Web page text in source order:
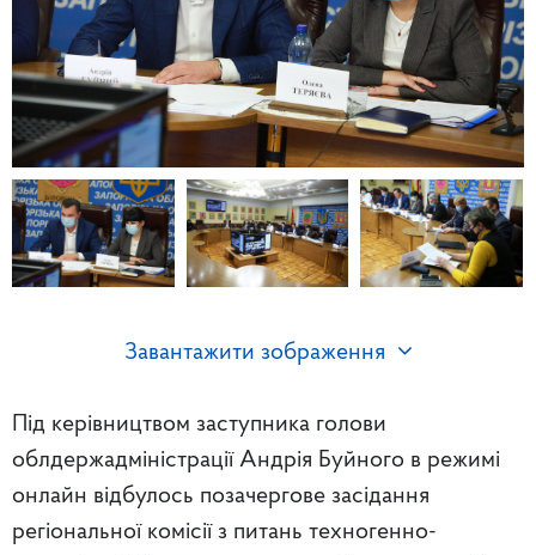
Завантажити зображення
Під керівництвом заступника голови
облдержадміністрації Андрія Буйного в режимі
онлайн відбулось позачергове засідання
регіональної комісії з питань техногенно-